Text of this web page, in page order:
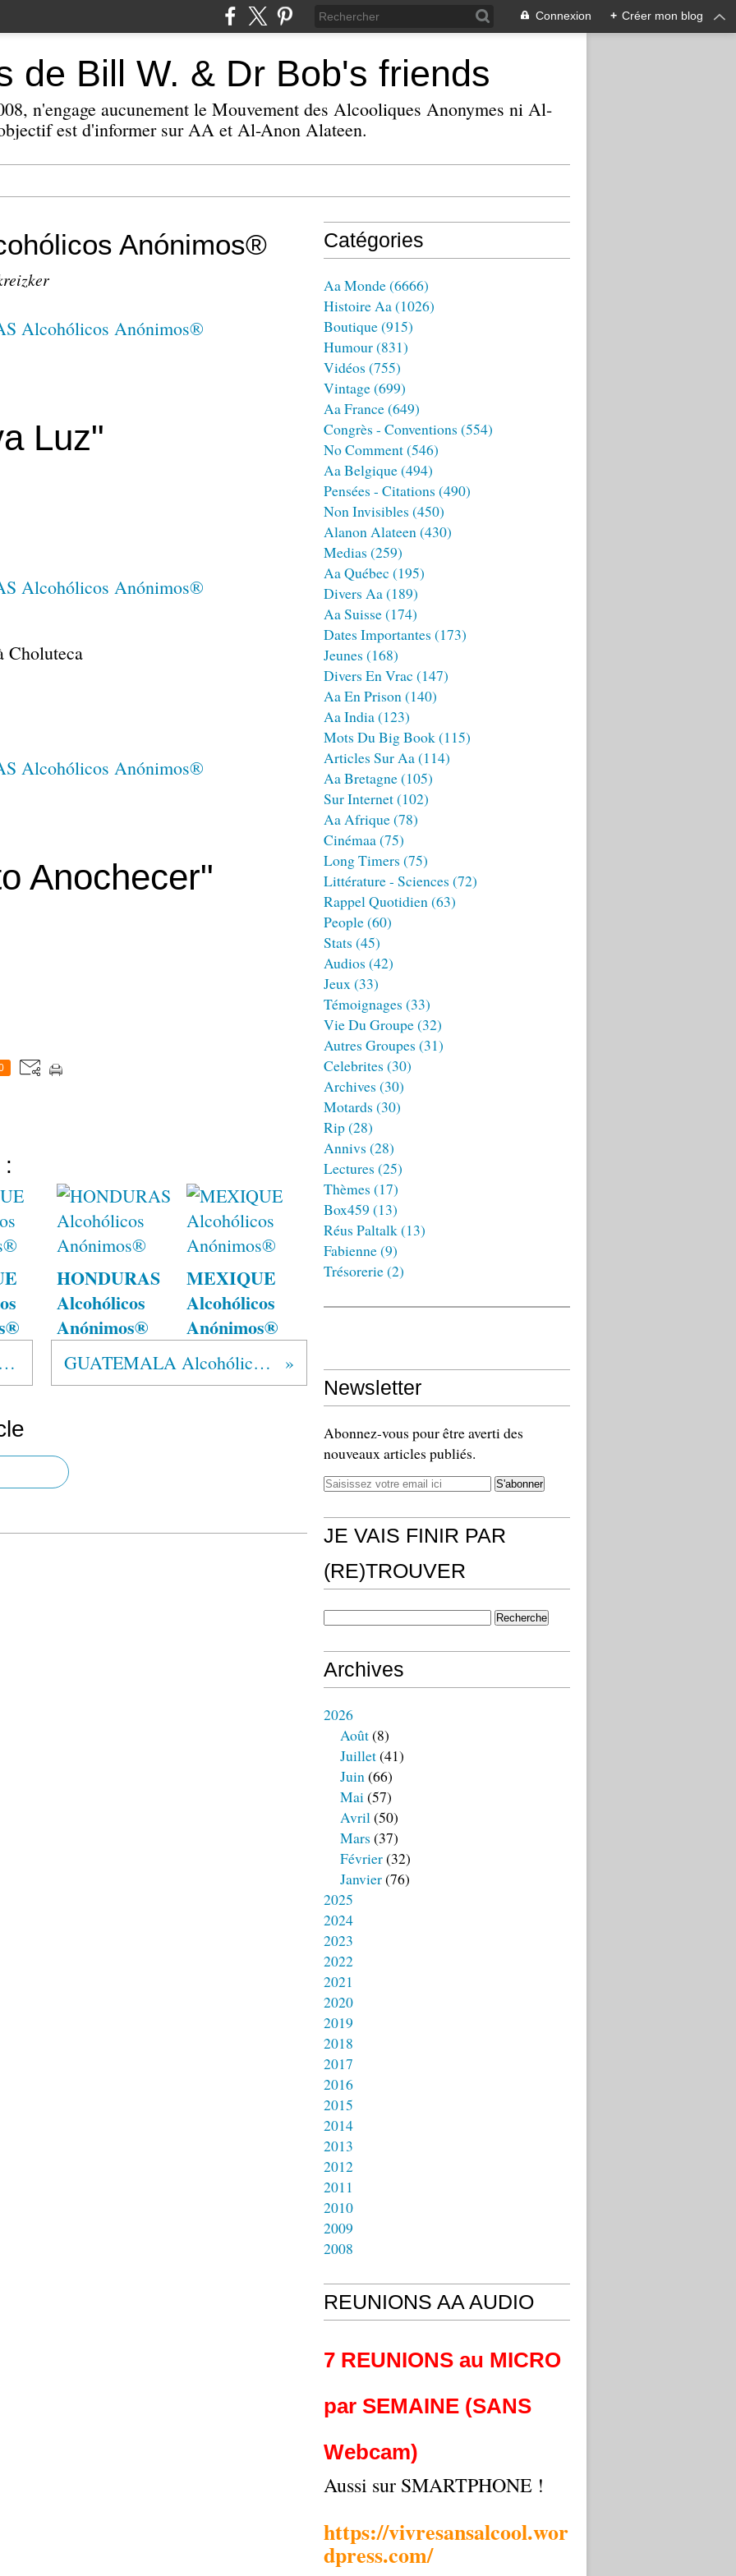
Connexion + Créer mon blog
de Bill W. & Dr Bob's friends
n'engage aucunement le Mouvement des Alcooliques Anonymes ni Al-
est d'informer sur AA et Al-Anon Alateen.
Anónimos®
Luz"
Choluteca
Anochecer"
HONDURAS
Alcohólicos
Anónimos®
MEXIQUE
Alcohólicos
Anónimos®
MEXIQUE Alcohólicos Anónimos® GUATEMALA Alcohólicos Anónimos®
Catégories
Aa Monde(6666)
Histoire Aa(1026)
Boutique(915)
Humour(831)
Vidéos (755)
Vintage(699)
Aa France(649)
Congrès - Conventions (554)
No Comment(546)
Aa Belgique(494)
Pensées - Citations (490)
Non Invisibles (450)
Alanon Alateen(430)
Medias (259)
Aa Québec (195)
Divers Aa(189)
Aa Suisse(174)
Dates Importantes (173)
Jeunes (168)
Divers En Vrac (147)
Aa En Prison(140)
Aa India(123)
Mots Du Big Book(115)
Articles Sur Aa(114)
Aa Bretagne(105)
Sur Internet(102)
Aa Afrique(78)
Cinémaa(75)
Long Timers (75)
Littérature - Sciences (72)
Rappel Quotidien(63)
People(60)
Stats (45)
Audios (42)
Jeux(33)
Témoignages (33)
Vie Du Groupe(32)
Autres Groupes (31)
Celebrites (30)
Archives (30)
Motards (30)
Rip(28)
Annivs (28)
Lectures (25)
Thèmes (17)
Box459 (13)
Réus Paltalk(13)
Fabienne(9)
Trésorerie(2)
Newsletter
Abonnez-vous pour être averti des
nouveaux articles publiés.
JE VAIS FINIR PAR
(RE)TROUVER
Archives
2026
Août(8)
Juillet(41)
Juin(66)
Mai(57)
Avril(50)
Mars (37)
Février(32)
Janvier(76)
2025
2024
2023
2022
2021
2020
2019
2018
2017
2016
2015
2014
2013
2012
2011
2010
2009
2008
REUNIONS AA AUDIO
7 REUNIONS au MICRO
par SEMAINE (SANS
Webcam)
Aussi sur SMARTPHONE !
https://vivresansalcool.wor
dpress.com/